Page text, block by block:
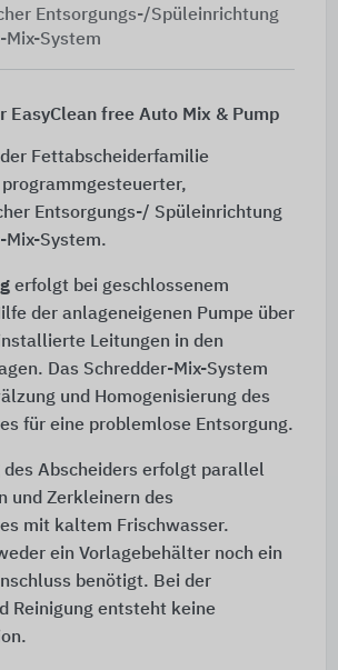
Entsorgungs-/Spüleinrichtung
Mix-System
EasyClean free Auto Mix & Pump
Fettabscheiderfamilie
programmgesteuerter,
Entsorgungs-/ Spüleinrichtung
Mix-System.
erfolgt bei geschlossenem
der anlageneigenen Pumpe über
Leitungen in den
Das Schredder-Mix-System
und Homogenisierung des
für eine problemlose Entsorgung.
des Abscheiders erfolgt parallel
und Zerkleinern des
mit kaltem Frischwasser.
ein Vorlagebehälter noch ein
benötigt. Bei der
Reinigung entsteht keine